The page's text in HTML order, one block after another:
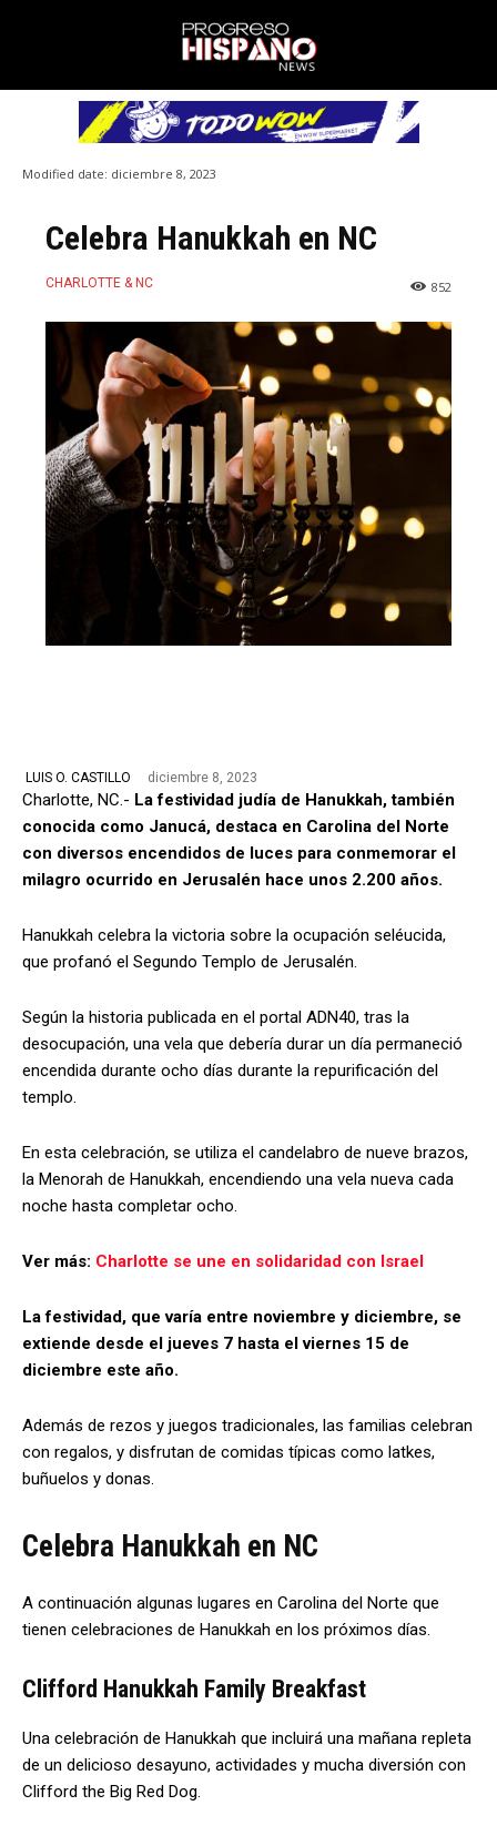
Modified date: diciembre 8, 2023
Celebra Hanukkah en NC
CHARLOTTE & NC 852
LUIS O. CASTILLO diciembre 8, 2023
Charlotte, NC.- La festividad judía de Hanukkah, también
conocida como Janucá, destaca en Carolina del Norte
con diversos encendidos de luces para conmemorar el
milagro ocurrido en Jerusalén hace unos 2.200 años.
Hanukkah celebra la victoria sobre la ocupación seléucida,
que profanó el Segundo Templo de Jerusalén.
Según la historia publicada en el portal ADN40, tras la
desocupación, una vela que debería durar un día permaneció
encendida durante ocho días durante la repurificación del
templo.
En esta celebración, se utiliza el candelabro de nueve brazos,
la Menorah de Hanukkah, encendiendo una vela nueva cada
noche hasta completar ocho.
Ver más: Charlotte se une en solidaridad con Israel
La festividad, que varía entre noviembre y diciembre, se
extiende desde el jueves 7 hasta el viernes 15 de
diciembre este año.
Además de rezos y juegos tradicionales, las familias celebran
con regalos, y disfrutan de comidas típicas como latkes,
buñuelos y donas.
Celebra Hanukkah en NC
A continuación algunas lugares en Carolina del Norte que
tienen celebraciones de Hanukkah en los próximos días.
Clifford Hanukkah Family Breakfast
Una celebración de Hanukkah que incluirá una mañana repleta
de un delicioso desayuno, actividades y mucha diversión con
Clifford the Big Red Dog.